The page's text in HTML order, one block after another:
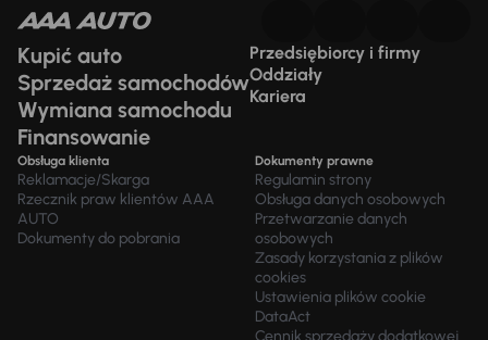
Kupić auto
Sprzedaż samochodów
Wymiana samochodu
Finansowanie
Przedsiębiorcy i firmy
Oddziały
Kariera
Obsługa klienta
Reklamacje/Skarga
Rzecznik praw klientów AAA
AUTO
Dokumenty do pobrania
Dokumenty prawne
Regulamin strony
Obsługa danych osobowych
Przetwarzanie danych
osobowych
Zasady korzystania z plików
cookies
Ustawienia plików cookie
DataAct
Cennik sprzedaży dodatkowej